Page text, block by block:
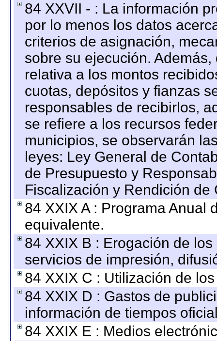
84 XXVII - : La información
por lo menos los datos
criterios de asignación,
sobre su ejecución.
relativa a los montos
cuotas, depósitos y fianzas
responsables de recibirlos,
se refiere a los recursos
municipios, se observarán
leyes: Ley General de
de Presupuesto y
Fiscalización y Rendición
84 XXIX A : Programa Anual
equivalente.
84 XXIX B : Erogación de
servicios de impresión,
84 XXIX C : Utilización de
84 XXIX D : Gastos de
información de tiempos
84 XXIX E : Medios